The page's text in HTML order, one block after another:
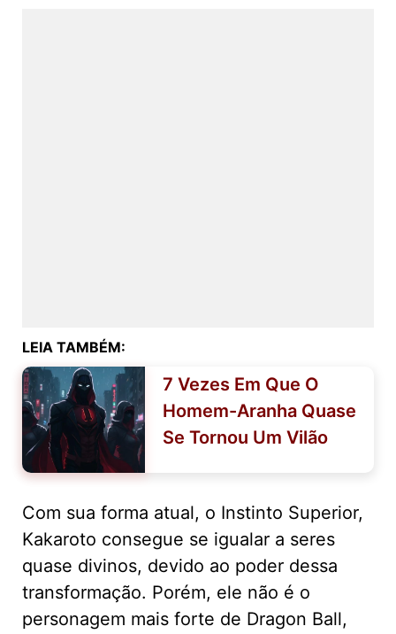
LEIA TAMBÉM:
7 Vezes Em Que O
Homem-Aranha Quase
Se Tornou Um Vilão
Com sua forma atual, o Instinto Superior,
Kakaroto consegue se igualar a seres
quase divinos, devido ao poder dessa
transformação. Porém, ele não é o
personagem mais forte de Dragon Ball,